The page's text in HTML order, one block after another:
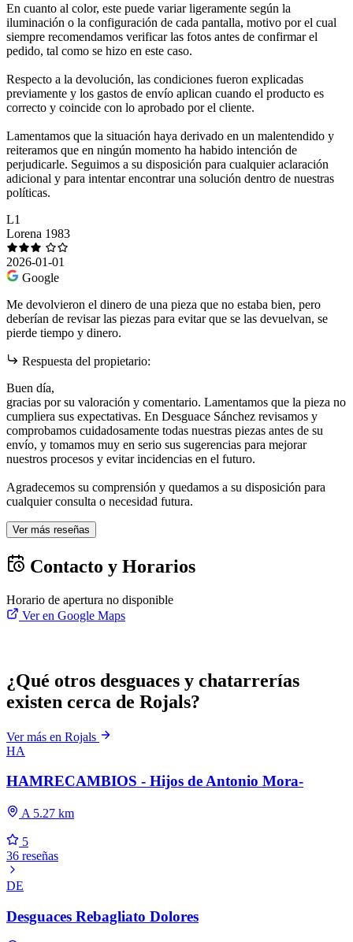
En cuanto al color, este puede variar ligeramente según la
iluminación o la configuración de cada pantalla, motivo por el cual
siempre recomendamos verificar las fotos antes de confirmar el
pedido, tal como se hizo en este caso.
Respecto a la devolución, las condiciones fueron explicadas
previamente y los gastos de envío aplican cuando el producto es
correcto y coincide con lo aprobado por el cliente.
Lamentamos que la situación haya derivado en un malentendido y
reiteramos que en ningún momento ha habido intención de
perjudicarle. Seguimos a su disposición para cualquier aclaración
adicional y para intentar encontrar una solución dentro de nuestras
políticas.
L1
Lorena 1983
2026-01-01
Google
Me devolvieron el dinero de una pieza que no estaba bien, pero
deberían de revisar las piezas para evitar que se las devuelvan, se
pierde tiempo y dinero.
Respuesta del propietario:
Buen día,
gracias por su valoración y comentario. Lamentamos que la pieza no
cumpliera sus expectativas. En Desguace Sánchez revisamos y
comprobamos cuidadosamente todas nuestras piezas antes de su
envío, y tomamos muy en serio sus sugerencias para mejorar
nuestros procesos y evitar incidencias en el futuro.
Agradecemos su comprensión y quedamos a su disposición para
cualquier consulta o necesidad futura.
Ver más reseñas
Contacto y Horarios
Horario de apertura no disponible
Ver en Google Maps
¿Qué otros desguaces y chatarrerías
existen cerca de Rojals?
Ver más en Rojals
HA
HAMRECAMBIOS - Hijos de Antonio Mora-
A 5.27 km
5
36 reseñas
DE
Desguaces Rebagliato Dolores